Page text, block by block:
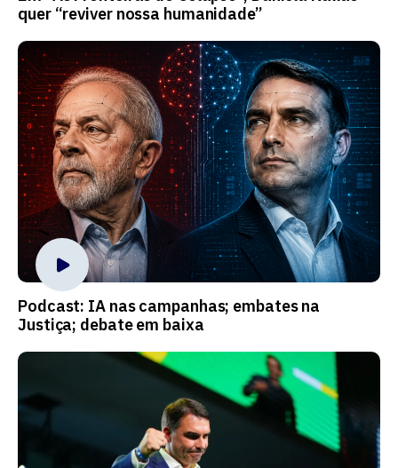
quer “reviver nossa humanidade”
Podcast: IA nas campanhas; embates na
Justiça; debate em baixa